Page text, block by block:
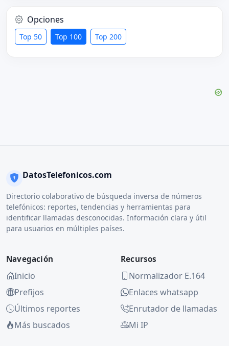
Opciones
Top 50 Top 100 Top 200
DatosTelefonicos.com
Directorio colaborativo de búsqueda inversa de números
telefónicos: reportes, tendencias y herramientas para
identificar llamadas desconocidas. Información clara y útil
para usuarios en múltiples países.
Navegación
Inicio
Prefijos
Últimos reportes
Más buscados
Recursos
Normalizador E.164
Enlaces whatsapp
Enrutador de llamadas
Mi IP